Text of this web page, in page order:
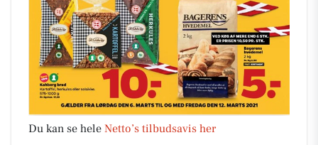
Du kan se hele Netto’s tilbudsavis her